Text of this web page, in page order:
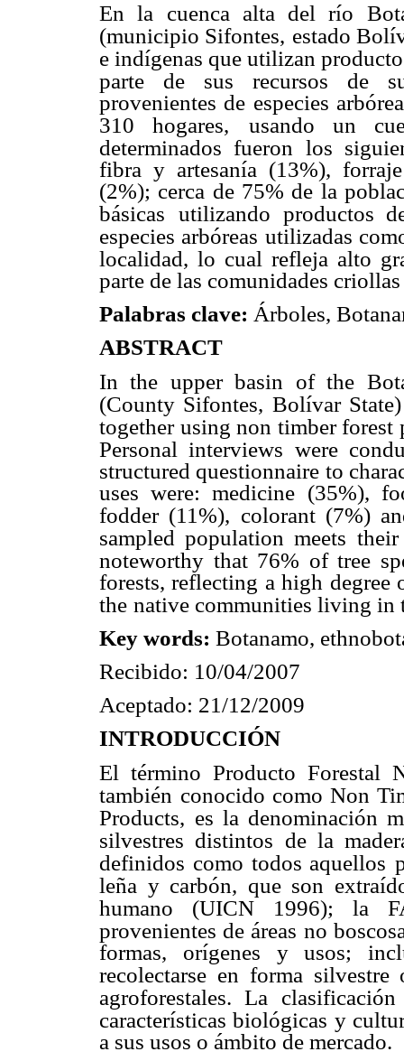
En la cuenca alta del río
(municipio Sifontes, estado
e indígenas que utilizan
parte de sus recursos de
provenientes de especies
310 hogares,
usando un
determinados fueron los
fibra y artesanía (13%),
(2%); cerca de 75% de la
básicas utilizando productos
especies arbóreas utilizadas
localidad, lo cual refleja alto
parte de las comunidades
Palabras clave: Árboles,
ABSTRACT
In the upper basin of the
(County Sifontes, Bolívar
together using non timber forest
Personal interviews were
structured questionnaire to
uses were: medicine (35%),
fodder (11%), colorant (7%)
sampled population meets
noteworthy that 76% of tree
forests, reflecting a high
the native communities living in
Key words: Botanamo,
Recibido: 10/04/2007
Aceptado: 21/12/2009
INTRODUCCIÓN
El término Producto Forestal
también conocido como Non
Products, es la denominación
silvestres distintos de la
definidos como todos aquellos
leña y carbón, que son
humano (UICN 1996); la
provenientes de áreas no
formas, orígenes y usos;
recolectarse en forma silvestre
agroforestales. La clasificación
características biológicas y
a sus usos o ámbito de mercado.